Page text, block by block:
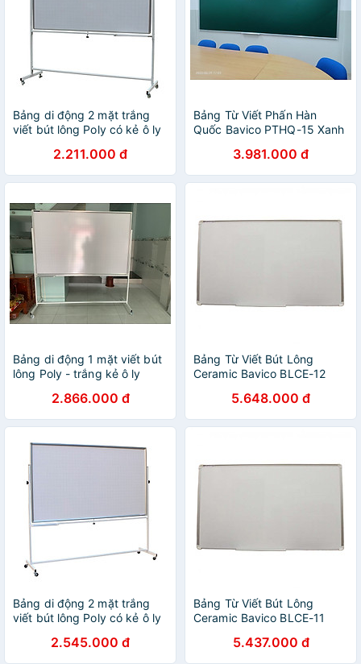
Bảng di động 2 mặt trắng
viết bút lông Poly có kẻ ô ly
2.211.000 đ
Bảng Từ Viết Phấn Hàn
Quốc Bavico PTHQ-15 Xanh
3.981.000 đ
Bảng di động 1 mặt viết bút
lông Poly - trắng kẻ ô ly
2.866.000 đ
Bảng Từ Viết Bút Lông
Ceramic Bavico BLCE-12
5.648.000 đ
Bảng di động 2 mặt trắng
viết bút lông Poly có kẻ ô ly
2.545.000 đ
Bảng Từ Viết Bút Lông
Ceramic Bavico BLCE-11
5.437.000 đ